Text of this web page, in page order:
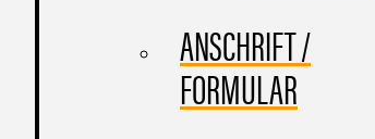
ANSCHRIFT /
FORMULAR